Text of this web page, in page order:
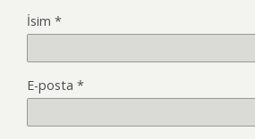
İsim *
E-posta *